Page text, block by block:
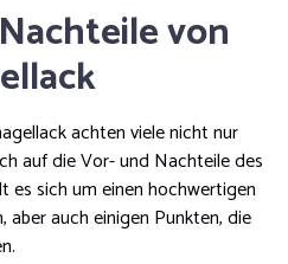
von
achten viele nicht nur
auf die Vor- und Nachteile des
es sich um einen hochwertigen
aber auch einigen Punkten, die